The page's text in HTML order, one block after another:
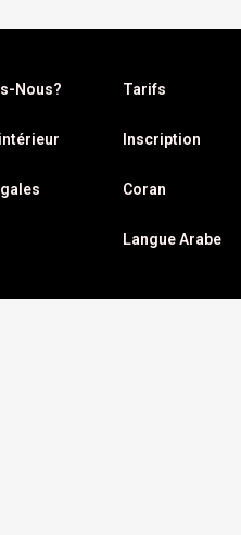
Nous? Tarifs
Inscription
Coran
Langue Arabe